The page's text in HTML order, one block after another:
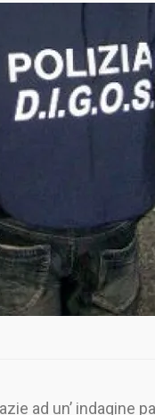
ad un’ indagine